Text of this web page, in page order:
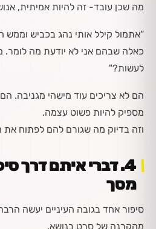
מה שכן עובד- זה להיות אמיתית,
“אתמול קילל אותי נהג בכביש וממש
כאלה שבהם אני לא יודעת מה
לעשות?"
הם לא צריכים עוד מישהי מגניבה.
מספיק להיות פשוט עצמה.
וזה בדיוק מה שגורם להם לפתוח את
4️. דברי איתם דרך
מסך
סיפור אחד בגובה העיניים יעשה
מהקרנה של סרט בנושא.